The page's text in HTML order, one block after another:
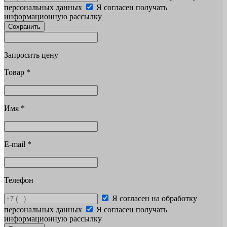
персональных данных
Я согласен получать
информационную рассылку
Сохранить
Запросить цену
Товар *
Имя *
E-mail *
Телефон
Я согласен на обработку
персональных данных
Я согласен получать
информационную рассылку